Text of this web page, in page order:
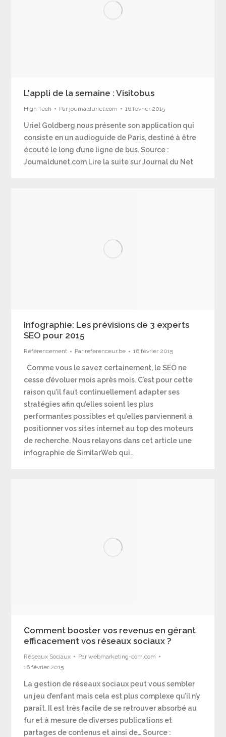
L'appli de la semaine : Visitobus
High Tech Par journaldunet.com 16 février 2015
Uriel Goldberg nous présente son application qui
consiste en un audioguide de Paris, destiné à être
écouté le long d’une ligne de bus. Source :
Journaldunet.com Lire la suite sur Journal du Net
Infographie: Les prévisions de 3 experts
SEO pour 2015
Référencement Par referenceur.be 16 février 2015
Comme vous le savez certainement, le SEO ne
cesse d’évoluer mois après mois. C’est pour cette
raison qu’il faut continuellement adapter ses
stratégies afin qu’elles soient les plus
performantes possibles et qu’elles parviennent à
positionner vos sites internet au top des moteurs
de recherche. Nous relayons dans cet article une
infographie de SimilarWeb qui…
Comment booster vos revenus en gérant
efficacement vos réseaux sociaux ?
Réseaux Sociaux Parwebmarketing-com.com
16 février 2015
La gestion de réseaux sociaux peut vous sembler
un jeu d’enfant mais cela est plus complexe qu’il n’y
paraît. Il est très facile de se retrouver absorbé au
fur et à mesure de diverses publications et
partages de contenus et ainsi de… Source :